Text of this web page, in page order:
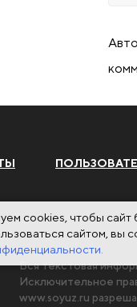
Вся текстовая
Исключительное
www.soyuz.ru
cookies, чтобы сайт
сайтом, вы